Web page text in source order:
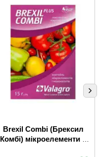
Brexil Combi (Брексил
Комбі) мікроелементи в